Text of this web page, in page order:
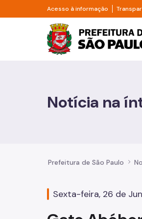
Pular para o Conteúdo principal
Acesso à informação Divisor
Prefeitura
Casa e
Educação
Notícia na
Prefeitura de São Paulo
Sexta-feira, 26 de